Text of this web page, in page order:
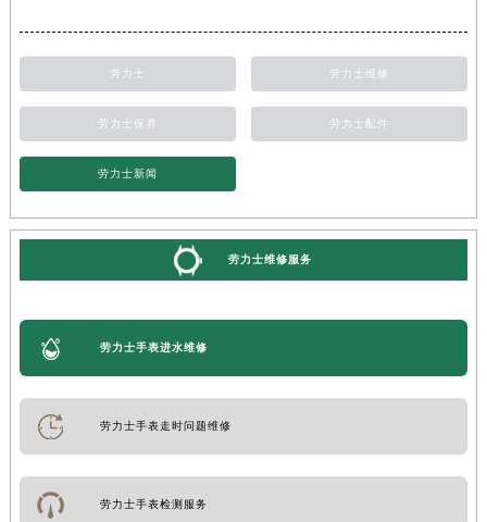
劳力士 劳力士维修
劳力士保养 劳力士配件
劳力士新闻
劳力士维修服务
劳力士手表进水维修
劳力士手表走时问题维修
劳力士手表检测服务